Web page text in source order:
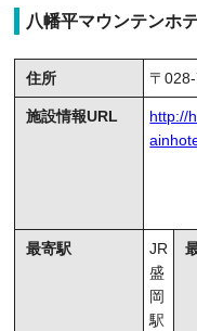
八幡平マウンテンホ
住所 〒
施設情報URL
http://
最寄駅
JR
盛
岡
駅